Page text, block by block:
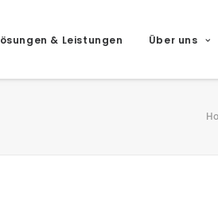
& Leistungen Über uns